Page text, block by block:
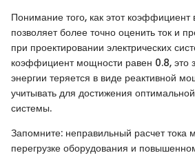
Понимание того, как этот коэффициент
позволяет более точно оценить ток и
при проектировании электрических
коэффициент мощности равен 0.8, это
энергии теряется в виде реактивной
учитывать для достижения
системы.
Запомните: неправильный расчет тока
перегрузке оборудования и